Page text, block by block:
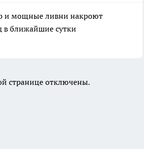
и мощные ливни накроют
ближайшие сутки
странице отключены.